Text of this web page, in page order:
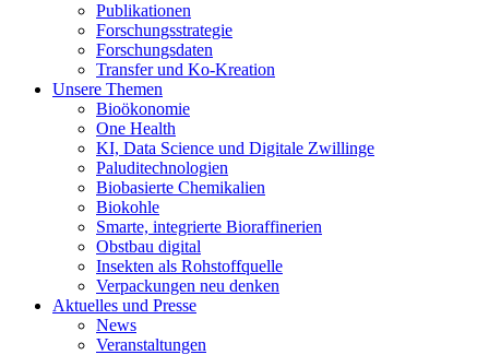
Publikationen
Forschungsstrategie
Forschungsdaten
Transfer und Ko-Kreation
Unsere Themen
Bioökonomie
One Health
KI, Data Science und Digitale Zwillinge
Paluditechnologien
Biobasierte Chemikalien
Biokohle
Smarte, integrierte Bioraffinerien
Obstbau digital
Insekten als Rohstoffquelle
Verpackungen neu denken
Aktuelles und Presse
News
Veranstaltungen